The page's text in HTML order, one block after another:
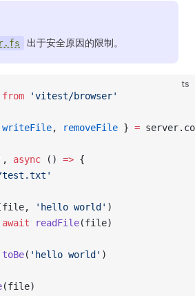
出于安全原因的限制。
ts
from 'vitest/browser'
writeFile, removeFile } =
, async () => {
'hello world' )
await readFile(file)
toBe( 'hello world' )
(file)